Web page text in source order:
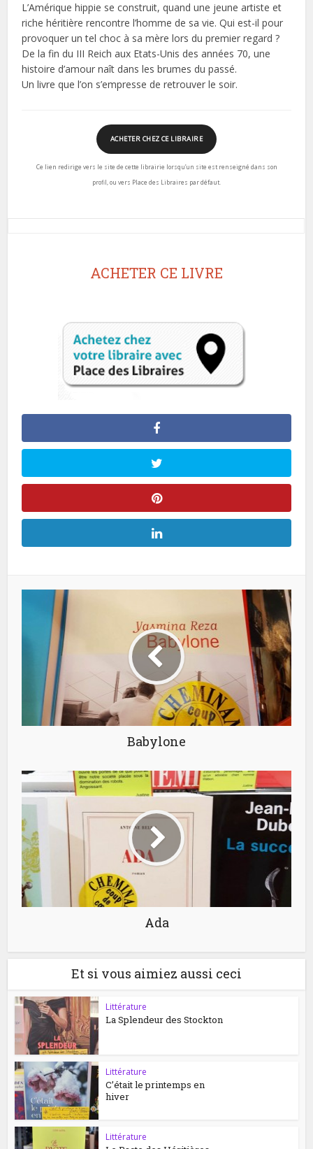
L’Amérique hippie se construit, quand une jeune artiste et
riche héritière rencontre l’homme de sa vie. Qui est-il pour
provoquer un tel choc à sa mère lors du premier regard ?
De la fin du III Reich aux Etats-Unis des années 70, une
histoire d’amour naît dans les brumes du passé.
Un livre que l’on s’empresse de retrouver le soir.
ACHETER CHEZ CE LIBRAIRE
Ce lien redirige vers le site de cette librairie lorsqu’un site est renseigné dans son
profil, ou vers Place des Libraires par défaut.
ACHETER CE LIVRE
Babylone
Ada
Et si vous aimiez aussi ceci
Littérature
La Splendeur des Stockton
Littérature
C’était le printemps en
hiver
Littérature